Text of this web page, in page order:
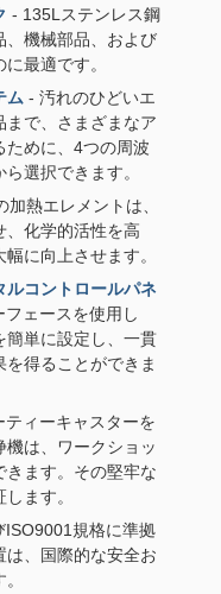
- 135Lステンレス鋼
、機械部品、および
最適です。
ム - 汚れのひどいエ
まで、さまざまなア
ために、4つの周波
選択できます。
加熱エレメントは、
、化学的活性を高
に向上させます。
ルコントロールパネ
ェースを使用し
簡単に設定し、一貫
得ることができま
ィーキャスターを
は、ワークショッ
きます。その堅牢な
ます。
ISO9001規格に準拠
は、国際的な安全お